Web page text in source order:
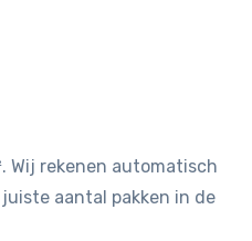
Wij rekenen automatisch
aantal pakken in de